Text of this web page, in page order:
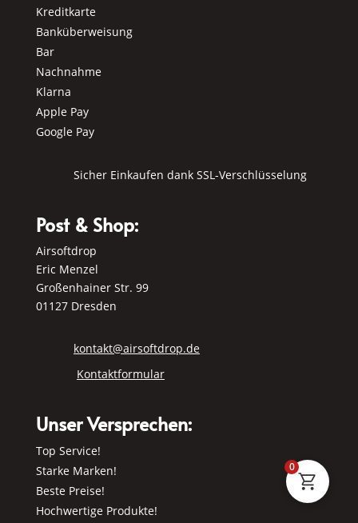
Kreditkarte
Banküberweisung
Bar
Nachnahme
Klarna
Apple Pay
Google Pay
Sicher Einkaufen dank SSL-Verschlüsselung
Post & Shop:
Airsoftdrop
Eric Menzel
Großenhainer Str. 99
01127 Dresden
kontakt@airsoftdrop.de
Kontaktformular
Unser Versprechen:
Top Service!
Starke Marken!
Beste Preise!
Hochwertige Produkte!
0